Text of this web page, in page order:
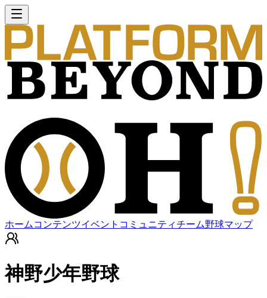
ホーム コンテンツイベント コミュニティチーム野球マップ
神野少年野球